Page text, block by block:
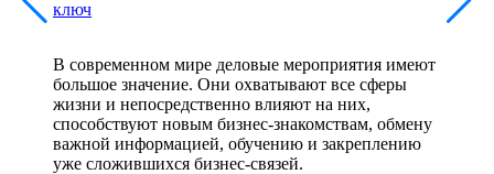
ключ
В современном мире деловые мероприятия имеют
большое значение. Они охватывают все сферы
жизни и непосредственно влияют на них,
способствуют новым бизнес-знакомствам, обмену
важной информацией, обучению и закреплению
уже сложившихся бизнес-связей.